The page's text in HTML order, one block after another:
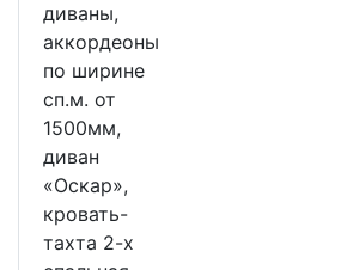
диваны,
аккордеоны
по ширине
сп.м. от
1500мм,
диван
«Оскар»,
кровать-
тахта 2-х